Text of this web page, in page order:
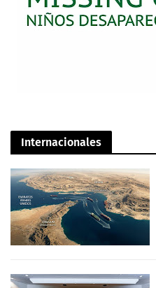
Internacionales